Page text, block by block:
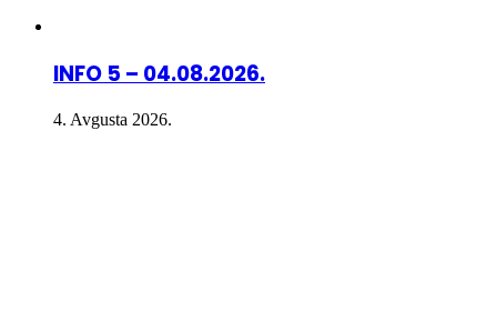
INFO 5 – 04.08.2026.
4. Avgusta 2026.